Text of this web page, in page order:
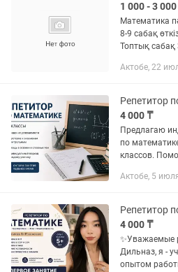
1 000 - 3
Математика
8-9 сабақ
Топтық сабақ
шектеулі. Мекенжай Бейбітшілік даңғ
Актобе, 22
Репетитор
4 000 ₸
Предлагаю
по
классов. Помогу: • Улучшить
Актобе, 5
Репетитор
4 000 ₸
✨Уважаемые
Дильназ, я -
опытом работы